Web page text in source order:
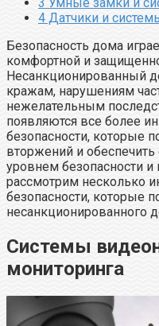
4 Датчики и
Безопасность дома
комфортной и
Несанкционированный
кражам, нарушениям
нежелательным
появляются все более
безопасности, которые
вторжений и
уровнем безопасности
рассмотрим несколько
безопасности, которые
несанкционированного
Системы
мониторинга